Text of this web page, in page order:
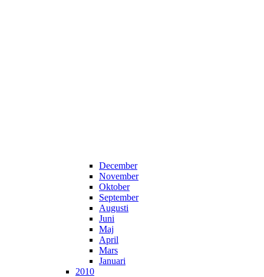
December
November
Oktober
September
Augusti
Juni
Maj
April
Mars
Januari
2010